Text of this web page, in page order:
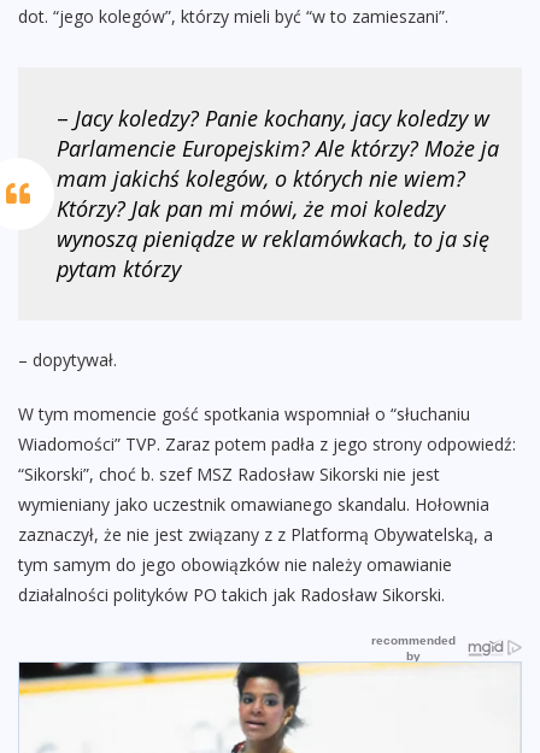
dot. “jego kolegów”, którzy mieli być “w to zamieszani”.
– Jacy koledzy? Panie kochany, jacy koledzy w
Parlamencie Europejskim? Ale którzy? Może ja
mam jakichś kolegów, o których nie wiem?
Którzy? Jak pan mi mówi, że moi koledzy
wynoszą pieniądze w reklamówkach, to ja się
pytam którzy
– dopytywał.
W tym momencie gość spotkania wspomniał o “słuchaniu
Wiadomości” TVP. Zaraz potem padła z jego strony odpowiedź:
“Sikorski”, choć b. szef MSZ Radosław Sikorski nie jest
wymieniany jako uczestnik omawianego skandalu. Hołownia
zaznaczył, że nie jest związany z z Platformą Obywatelską, a
tym samym do jego obowiązków nie należy omawianie
działalności polityków PO takich jak Radosław Sikorski.